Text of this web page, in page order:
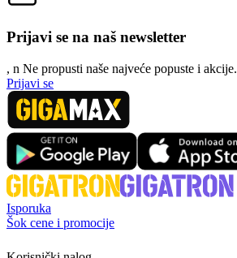
Prijavi se na naš newsletter
, n Ne propusti naše najveće popuste i akcije.
Prijavi se
Isporuka
Šok cene i promocije